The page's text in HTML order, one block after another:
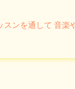
ンを通して 音楽